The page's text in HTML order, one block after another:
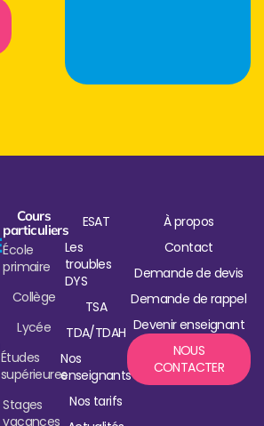
Cours
particuliers
École
primaire
Collège
Lycée
Études
supérieures
Stages
vacances
ESAT
Les
troubles
DYS
TSA
TDA/TDAH
Nos
enseignants
Nos tarifs
À propos
Contact
Demande de devis
Demande de rappel
Devenir enseignant
NOUS
CONTACTER